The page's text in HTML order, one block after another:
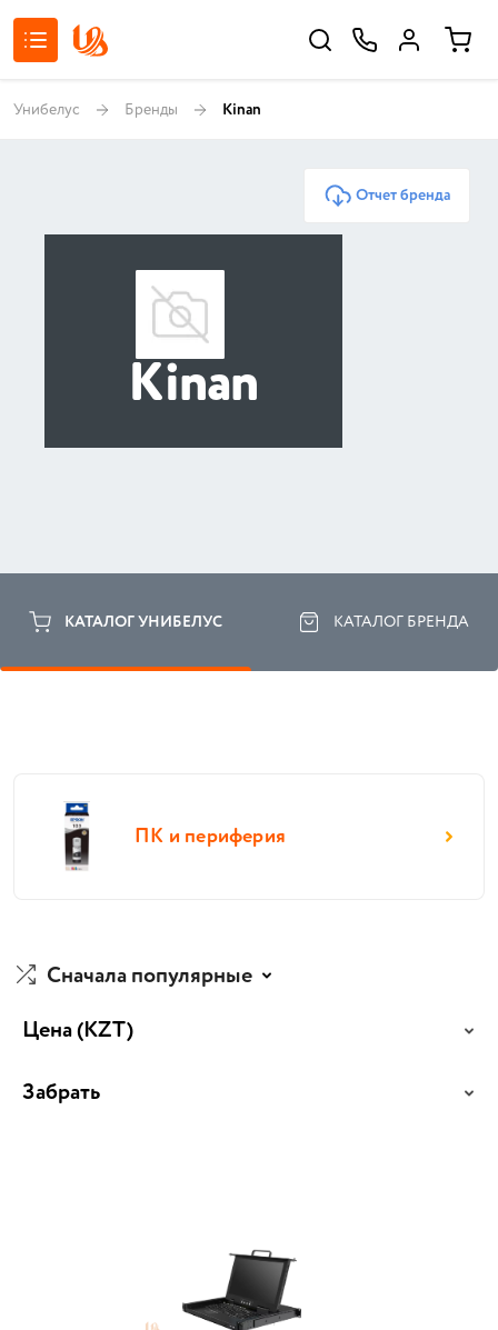
Унибелус Бренды Kinan
Отчет бренда
Kinan
КАТАЛОГ УНИБЕЛУС КАТАЛОГ БРЕНДА
ПК и периферия
Сначала популярные
Цена(KZT)
Забрать